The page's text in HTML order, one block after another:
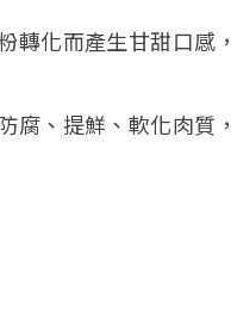
轉化而產生甘甜口感，
腐、提鮮、軟化肉質，